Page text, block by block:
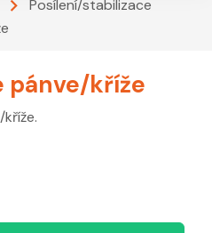
Posílení/stabilizace
pánve/kříže